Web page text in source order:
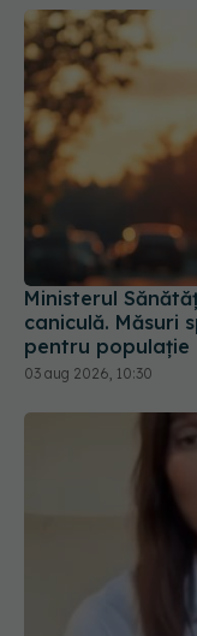
Ministerul
caniculă. Măsuri
pentru populație
03 aug 2026, 10:30
Alina Pușcău